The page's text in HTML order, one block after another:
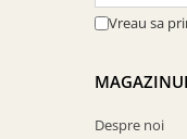
Vreau sa
Despre noi